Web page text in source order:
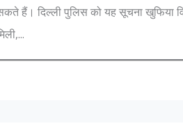
हैं। दिल्ली पुलिस को यह सूचना खुफिया